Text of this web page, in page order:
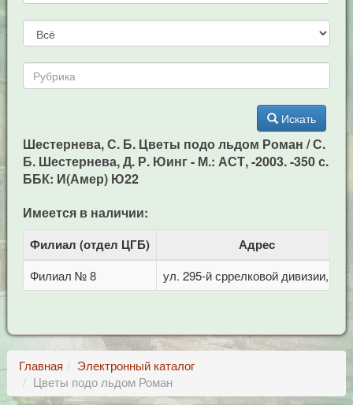
Искать
Шестернева, С. Б. Цветы подо льдом Роман / С.
Б. Шестернева, Д. Р. Юинг - М.: АСТ, -2003. -350 с.
ББК: И(Амер) Ю22
Имеется в наличии:
Филиал (отдел ЦГБ) Адрес
Филиал № 8 ул. 295-й сррелковой дивизии, 114
Главная
Электронный каталог
Цветы подо льдом Роман